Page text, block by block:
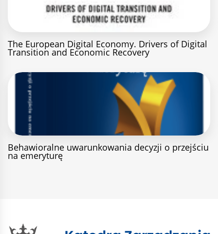
The European Digital Economy. Drivers of Digital
Transition and Economic Recovery
Behawioralne uwarunkowania decyzji o przejściu
na emeryturę